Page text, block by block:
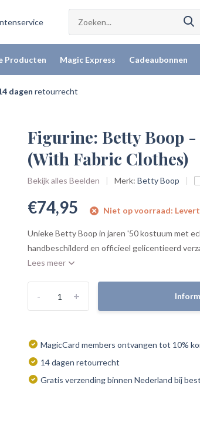
Producten Magic Express Cadeaubonnen
dagen retourrecht
Figurine: Betty Boop -
(With Fabric Clothes)
Bekijk alles Beelden Merk:Betty Boop
€74,95 Niet op voorraad:
Unieke Betty Boop in jaren '50 kostuum met
handbeschilderd en officieel gelicentieerd
Lees meer
+
-
MagicCard members ontvangen tot 10%
14 dagen retourrecht
Gratis verzending binnen Nederland bij